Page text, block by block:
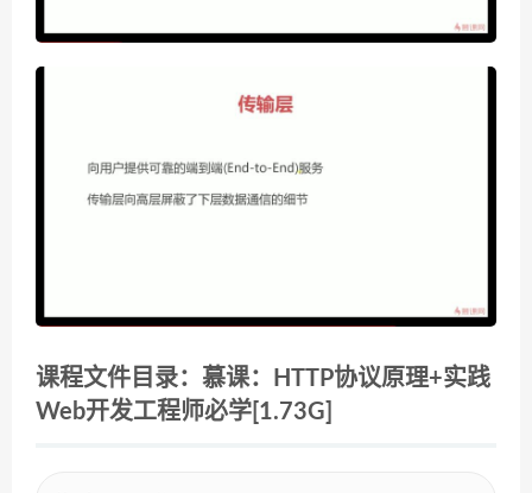
课程文件目录：慕课：HTTP协议原理+实践
Web开发工程师必学[1.73G]